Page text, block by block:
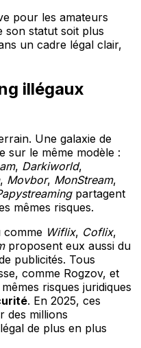
pour les amateurs
son statut soit plus
un cadre légal clair,
illégaux
Une galaxie de
sur le même modèle :
, Darkiworld,
, Movbor, MonStream,
partagent
mêmes risques.
comme Wiflix, Coflix,
proposent eux aussi du
publicités. Tous
comme Rogzov, et
risques juridiques
. En 2025, ces
des millions
de plus en plus